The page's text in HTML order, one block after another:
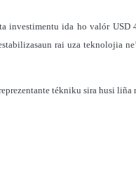
investimentu ida ho valór
rai uza teknolojia
tékniku sira husi